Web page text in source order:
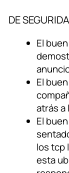
DE
El
El
atrás
El
los tcp
esta